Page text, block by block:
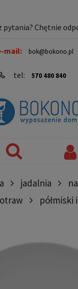
pytania? Chętnie
mail: bok@bokono.pl
tel: 570 480 840
jadalnia
półmiski